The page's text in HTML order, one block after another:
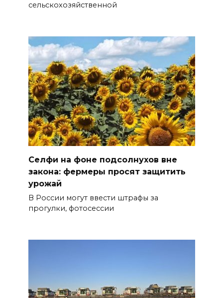
сельскохозяйственной
Селфи на фоне подсолнухов вне
закона: фермеры просят защитить
урожай
В России могут ввести штрафы за
прогулки, фотосессии